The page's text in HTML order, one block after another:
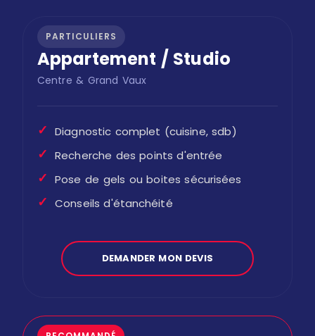
PARTICULIERS
Appartement / Studio
Centre & Grand Vaux
✓ Diagnostic complet (cuisine, sdb)
✓ Recherche des points d'entrée
✓ Pose de gels ou boites sécurisées
✓ Conseils d'étanchéité
DEMANDER MON DEVIS